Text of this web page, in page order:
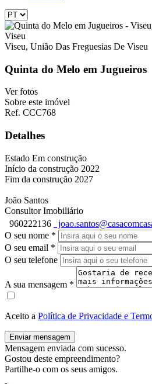
Viseu, União Das Freguesias De Viseu
Quinta do Melo em Jugueiros
Ver fotos
Sobre este imóvel
Ref. CCC768
Detalhes
Estado Em construção
Início da construção 2022
Fim da construção 2027
João Santos
Consultor Imobiliário
960222136
O seu nome *
O seu email *
O seu telefone
A sua mensagem *
Aceito a Política de Privacidade e
Enviar mensagem
Mensagem enviada com sucesso.
Gostou deste empreendimento?
Partilhe-o com os seus amigos.